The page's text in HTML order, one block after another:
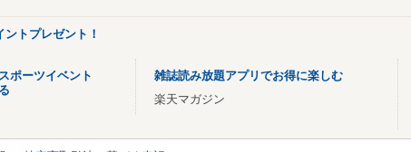
トプレゼント！
ポーツイベント
雑誌読み放題アプリでお得に楽しむ
楽天マガジン